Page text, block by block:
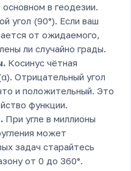
в геодезии.
угол (90°). Если ваш
от ожидаемого,
ли случайно грады.
Косинус чётная
Отрицательный угол
и положительный. Это
функции.
При угле в миллионы
может
задач старайтесь
от 0 до 360°.